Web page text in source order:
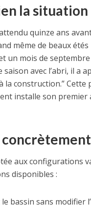
la situation
quinze ans
même de beaux étés
mois de septembre
avec l’abri, il a
construction.” Cette
installe son premier
concrètement
aux configurations
disponibles :
bassin sans modifier